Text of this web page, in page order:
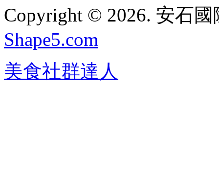
Copyright © 2026. 安石國
Shape5.com
美食社群達人